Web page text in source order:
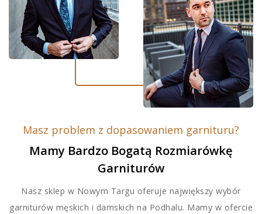
Masz problem z dopasowaniem garnituru?
Mamy Bardzo Bogatą Rozmiarówkę
Garniturów
Nasz sklep w Nowym Targu oferuje największy wybór
garniturów męskich i damskich na Podhalu. Mamy w ofercie